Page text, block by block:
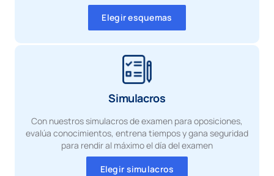
Elegir esquemas
Simulacros
Con nuestros simulacros de examen para oposiciones,
evalúa conocimientos, entrena tiempos y gana seguridad
para rendir al máximo el día del examen
Elegir simulacros